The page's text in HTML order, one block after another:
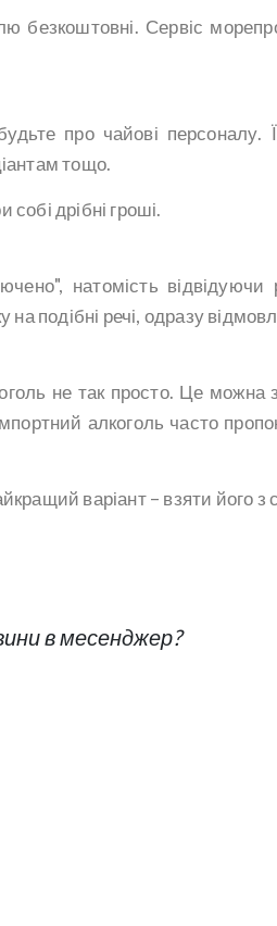
безкоштовні. Сервіс
про чайові персоналу.
тощо.
дрібні гроші.
натомість відвідуючи
подібні речі, одразу
не так просто. Це можна
алкоголь часто
варіант – взяти його з
в месенджер?